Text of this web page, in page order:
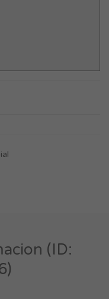
(ID: